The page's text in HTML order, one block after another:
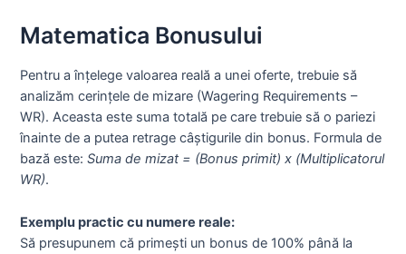
Matematica Bonusului
Pentru a înțelege valoarea reală a unei oferte, trebuie să
analizăm cerințele de mizare (Wagering Requirements –
WR). Aceasta este suma totală pe care trebuie să o pariezi
înainte de a putea retrage câștigurile din bonus. Formula de
bază este:Suma de mizat = (Bonus primit) x (Multiplicatorul
WR).
Exemplu practic cu numere reale:
Să presupunem că primești un bonus de 100% până la